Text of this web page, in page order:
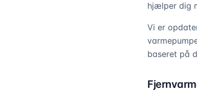
hjælper dig
Vi er
baseret på